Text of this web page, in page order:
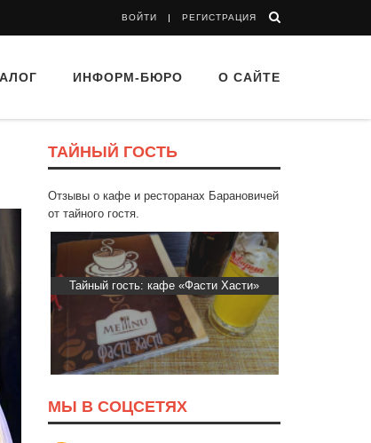
ВОЙТИ РЕГИСТРАЦИЯ
ИНФОРМ-БЮРО О САЙТЕ
ТАЙНЫЙ ГОСТЬ
Отзывы о кафе и ресторанах Барановичей
от тайного гостя.
Тайный гость: кафе «Фасти Хасти»
МЫ В СОЦСЕТЯХ